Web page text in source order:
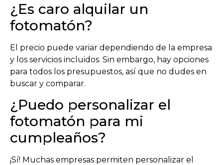
¿Es caro alquilar un
fotomatón?
El precio puede variar dependiendo de la empresa
y los servicios incluidos. Sin embargo, hay opciones
para todos los presupuestos, así que no dudes en
buscar y comparar.
¿Puedo personalizar el
fotomatón para mi
cumpleaños?
¡Sí! Muchas empresas permiten personalizar el